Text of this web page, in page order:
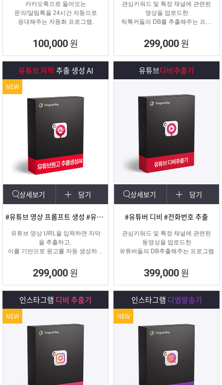
카카오톡으로 들어오는
문의/알림톡을 24시간 자동으로
응대해주는 자동화 프로그램.
100,000 원
관심키워드 및 특정 채널에 관련된
영상을 업로드한
틱톡커들의 DB를 추출해주는 프로
299,000 원
유튜브 자막추출 생성 AI
상세보기 담기
#유튜브 영상 프롬프트 생성 #유튜브 영상제작
유튜브 영상 URL을 입력하면 자막
을 추출하고,
이를 기반으로 원고를 자동 생성하는
프로그램입니다.
299,000 원
NEW
유튜브디비추출기
상세보기 담기
#유튜버 디비 #전화번호 추출
관심키워드 및 특정 채널에 관련된
동영상을 업로드한
유튜버들의 DB추출해주는 프로그램
399,000 원
인스타그램 디비 추출기
NEW
인스타그램 디엠발송기
NEW